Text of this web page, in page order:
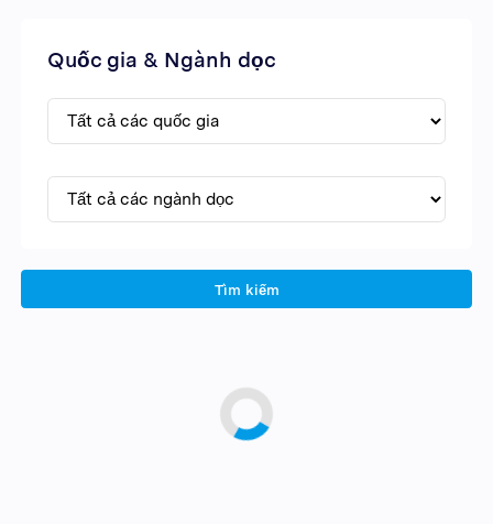
Quốc gia & Ngành dọc
Tìm kiếm